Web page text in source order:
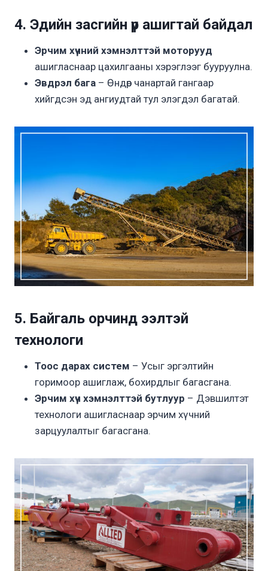
4. Эдийн засгийн үр ашигтай байдал
Эрчим хүчний хэмнэлттэй моторууд
ашигласнаар цахилгааны хэрэглээг бууруулна.
Эвдрэл бага – Өндөр чанартай гангаар
хийгдсэн эд ангиудтай тул элэгдэл багатай.
5. Байгаль орчинд ээлтэй
технологи
Тоос дарах систем – Усыг эргэлтийн
горимоор ашиглаж, бохирдлыг багасгана.
Эрчим хүч хэмнэлттэй бутлуур – Дэвшилтэт
технологи ашигласнаар эрчим хүчний
зарцуулалтыг багасгана.